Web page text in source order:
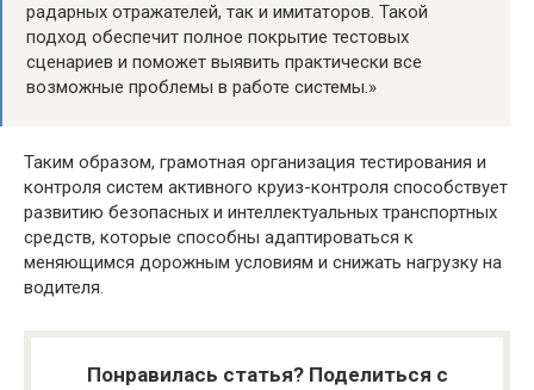
радарных отражателей, так и имитаторов. Такой
подход обеспечит полное покрытие тестовых
сценариев и поможет выявить практически все
возможные проблемы в работе системы.»
Таким образом, грамотная организация тестирования и
контроля систем активного круиз-контроля способствует
развитию безопасных и интеллектуальных транспортных
средств, которые способны адаптироваться к
меняющимся дорожным условиям и снижать нагрузку на
водителя.
Понравилась статья? Поделиться с